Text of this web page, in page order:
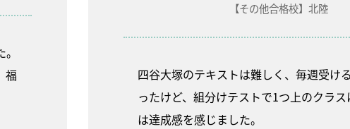
福
【その他合格校】北陸
四谷大塚のテキストは難しく、毎週受け
ったけど、組分けテストで1つ上のクラ
は達成感を感じました。